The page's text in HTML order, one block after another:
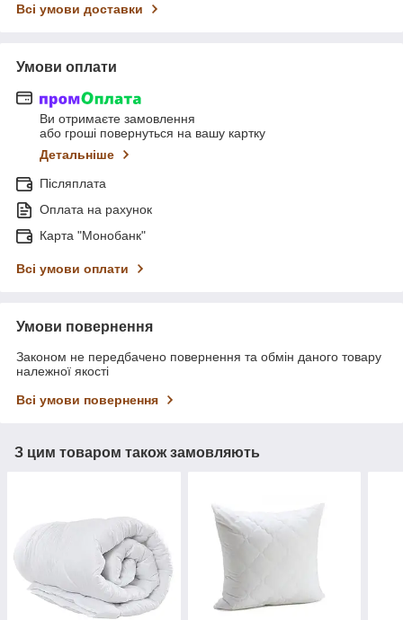
Всі умови доставки
Умови оплати
Ви отримаєте замовлення
або гроші повернуться на вашу картку
Детальніше
Післяплата
Оплата на рахунок
Карта "Монобанк"
Всі умови оплати
Умови повернення
Законом не передбачено повернення та обмін даного товару
належної якості
Всі умови повернення
З цим товаром також замовляють